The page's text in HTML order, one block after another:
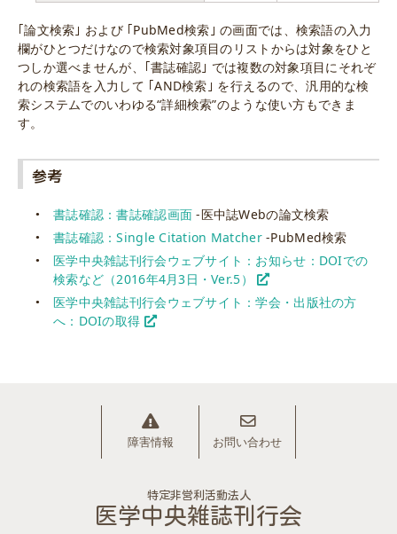
｢論文検索｣ および ｢PubMed検索｣ の画面では、検索語の入力
欄がひとつだけなので検索対象項目のリストからは対象をひと
つしか選べませんが、｢書誌確認｣ では複数の対象項目にそれぞ
れの検索語を入力して ｢AND検索｣ を行えるので、汎用的な検
索システムでのいわゆる“詳細検索”のような使い方もできま
す。
参考
書誌確認：書誌確認画面 -医中誌Webの論文検索
書誌確認：Single Citation Matcher-PubMed検索
医学中央雑誌刊行会ウェブサイト：お知らせ：DOIでの
検索など（2016年4月3日・Ver.5）
医学中央雑誌刊行会ウェブサイト：学会・出版社の方
へ：DOIの取得
障害情報 お問い合わせ
特定非営利活動法人
医学中央雑誌刊行会